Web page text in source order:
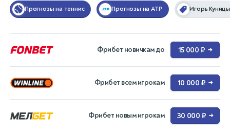
Прогнозы на теннис Прогнозы на ATP Игорь
Фрибет новичкам до 15 000 ₽ →
Фрибет всем игрокам 10 000 ₽ →
Фрибет новым игрокам 30 000 ₽ →